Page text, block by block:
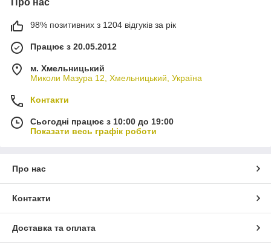
98% позитивних з 1204 відгуків за рік
Працює з 20.05.2012
м. Хмельницький
Миколи Мазура 12, Хмельницький, Україна
Контакти
Сьогодні працює з 10:00 до 19:00
Показати весь графік роботи
Про нас
Контакти
Доставка та оплата